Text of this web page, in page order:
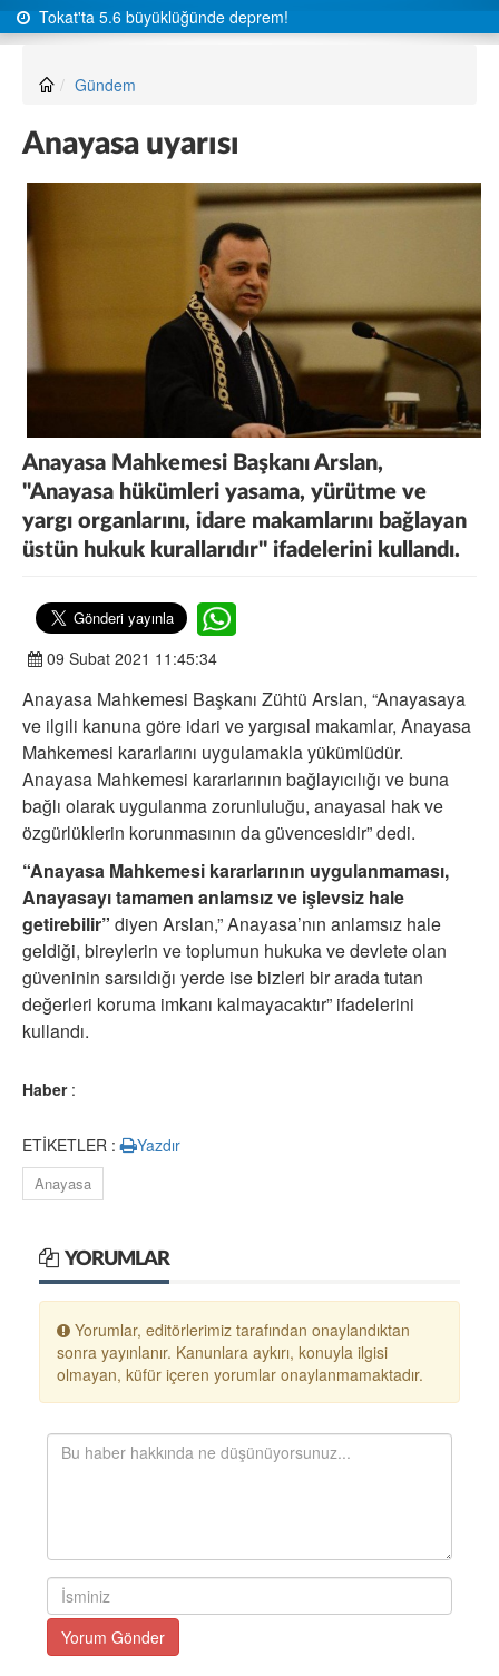
Tokat'ta 5.6 büyüklüğünde deprem!
Gündem
Anayasa uyarısı
Anayasa Mahkemesi Başkanı Arslan,
"Anayasa hükümleri yasama, yürütme ve
yargı organlarını, idare makamlarını bağlayan
üstün hukuk kurallarıdır" ifadelerini kullandı.
09 Subat 2021 11:45:34
Anayasa Mahkemesi Başkanı Zühtü Arslan, “Anayasaya
ve ilgili kanuna göre idari ve yargısal makamlar, Anayasa
Mahkemesi kararlarını uygulamakla yükümlüdür.
Anayasa Mahkemesi kararlarının bağlayıcılığı ve buna
bağlı olarak uygulanma zorunluluğu, anayasal hak ve
özgürlüklerin korunmasının da güvencesidir” dedi.
“Anayasa Mahkemesi kararlarının uygulanmaması,
Anayasayı tamamen anlamsız ve işlevsiz hale
getirebilir” diyen Arslan,” Anayasa’nın anlamsız hale
geldiği, bireylerin ve toplumun hukuka ve devlete olan
güveninin sarsıldığı yerde ise bizleri bir arada tutan
değerleri koruma imkanı kalmayacaktır” ifadelerini
kullandı.
Haber:
ETİKETLER : Yazdır
Anayasa
YORUMLAR
Yorumlar, editörlerimiz tarafından onaylandıktan
sonra yayınlanır. Kanunlara aykırı, konuyla ilgisi
olmayan, küfür içeren yorumlar onaylanmamaktadır.
Yorum Gönder